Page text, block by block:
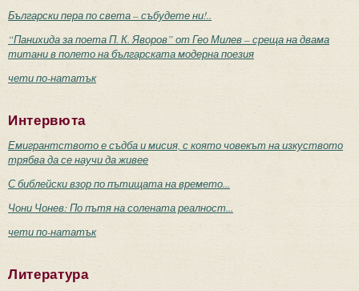
Български пера по света – събудете ни!..
“Панихида за поета П. К. Яворов” от Гео Милев – среща на двама
титани в полето на българската модерна поезия
чети по-нататък
Интервюта
Емигрантството е съдба и мисия, с която човекът на изкуството
трябва да се научи да живее
С библейски взор по пътищата на времето...
Чони Чонев: По пътя на солената реалност...
чети по-нататък
Литература